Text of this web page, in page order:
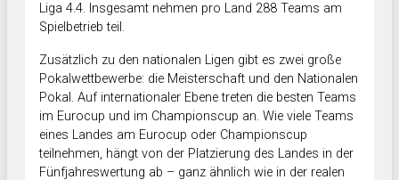
Liga 4.4. Insgesamt nehmen pro Land 288 Teams am
Spielbetrieb teil.
Zusätzlich zu den nationalen Ligen gibt es zwei große
Pokalwettbewerbe: die Meisterschaft und den Nationalen
Pokal. Auf internationaler Ebene treten die besten Teams
im Eurocup und im Championscup an. Wie viele Teams
eines Landes am Eurocup oder Championscup
teilnehmen, hängt von der Platzierung des Landes in der
Fünfjahreswertung ab – ganz ähnlich wie in der realen